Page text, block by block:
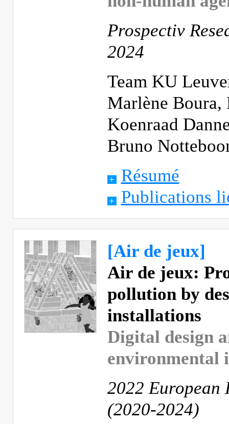
Prospectiv
2024
Team KU
Marlène Boura,
Koenraad
Bruno
Résumé
Publications
[Air de jeux]
Air de jeux:
pollution by
installations
Digital design
environmental
2022 European
(2020-2024)